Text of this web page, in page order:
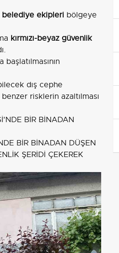
belediye ekipleri bölgeye
kırmızı-beyaz güvenlik
dış cephe
risklerin azaltılması
BİR BİNADAN DÜŞEN
ŞERİDİ ÇEKEREK